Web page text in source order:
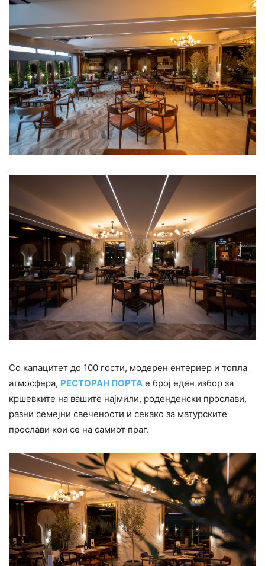
Со капацитет до 100 гости, модерен ентериер и топла
атмосфера, РЕСТОРАН ПОРТА е број еден избор за
кршевките на вашите најмили, роденденски прослави,
разни семејни свечености и секако за матурските
прослави кои се на самиот праг.